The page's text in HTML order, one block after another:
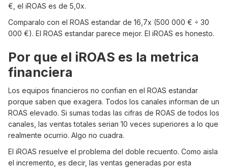
€, el iROAS es de 5,0x.
Comparalo con el ROAS estandar de 16,7x (500 000 € ÷ 30
000 €). El ROAS estandar parece mejor. El iROAS es honesto.
Por que el iROAS es la metrica
financiera
Los equipos financieros no confian en el ROAS estandar
porque saben que exagera. Todos los canales informan de un
ROAS elevado. Si sumas todas las cifras de ROAS de todos los
canales, las ventas totales serian 10 veces superiores a lo que
realmente ocurrio. Algo no cuadra.
El iROAS resuelve el problema del doble recuento. Como aisla
el incremento, es decir, las ventas generadas por esta